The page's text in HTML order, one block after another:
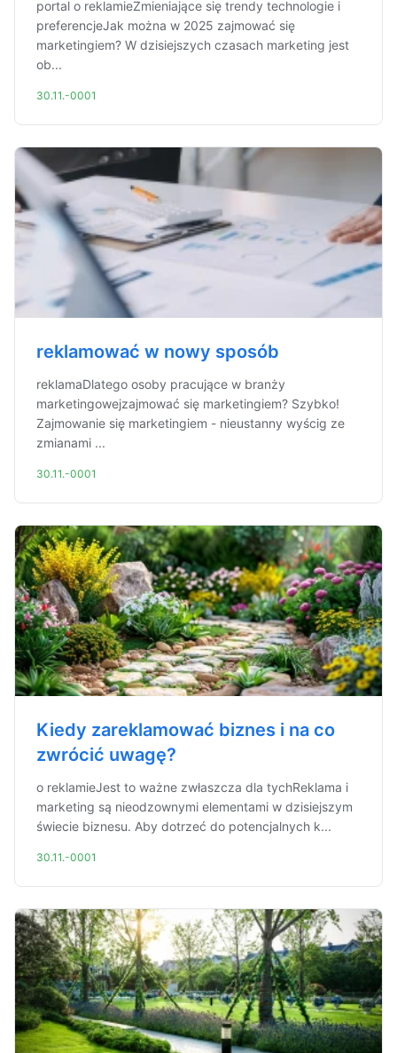
portal o reklamieZmieniające się trendy technologie i
preferencjeJak można w 2025 zajmować się
marketingiem? W dzisiejszych czasach marketing jest
ob...
30.11.-0001
reklamować w nowy sposób
reklamaDlatego osoby pracujące w branży
marketingowejzajmować się marketingiem? Szybko!
Zajmowanie się marketingiem - nieustanny wyścig ze
zmianami ...
30.11.-0001
Kiedy zareklamować biznes i na co
zwrócić uwagę?
o reklamieJest to ważne zwłaszcza dla tychReklama i
marketing są nieodzownymi elementami w dzisiejszym
świecie biznesu. Aby dotrzeć do potencjalnych k...
30.11.-0001